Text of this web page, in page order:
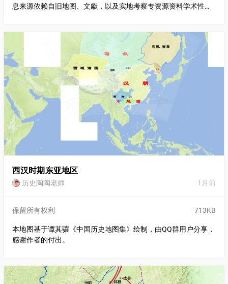
息来源依赖自旧地图、文獻，以及实地考察专资源资料学术性欠
標與區塊：現存完整維護 藍色：舊河道 主要信息来源依赖自旧地
图以及实地考察： 《老上海百業指南：道路機構廠商住宅分佈圖
（增訂版）》 中央研究院上海城市歷史地圖 WMTS 服務 《宣統2
年上海全城街道租界實測地圖》 《上海歷史地圖集》上海人民出
版社 周振鶴主編 注："衖Long"字標注時已全部轉寫為"弄” 2026年
7月14日更新添加21項 虹橋大街、艾家弄、望雲橋、大白柵、梭
子弄、西倉橋大街、太平街、杜家灣、太平街、果子巷、新弄、
彩衣巷、任巷里、撫安橋、南康家弄、莊家橋街、莊家橋、西門
大街、麗水弄、財神弄、保仁弄 2026年4月6日更新添加55項 老
北門片 吳家弄、侯家浜、典業公所、穿心街、老北門財神廟、積
善寺、周方二公寺、浙紹公所 侯家浜/新北门片 舊教場街、東園
門街、猛將弄、施家石橋、杏花橋、北香花橋、安仁橋、福祐橋
(黑橋)、天官坊街、新北門街、天主堂街 方浜片 如意橋、葛家橋
小西門/大南門/喬家路片 楊家橋、楊家橋弄、何家弄、薛家浜、
永隆橋、白漾弄、薛家橋、綉鞋橋、興隆橋、凝和橋、太平橋、
余慶橋 小北門、老西門片 英軍墓地、英軍22團駐地(1850年代)、
英軍哨所(1860年代)、曹家橋、晏公廟、晏公橋 洋涇浜、周涇浜
橋、老巴八仙橋、中八仙橋、南八仙橋、公舘馬路、井亭橋、羊
尾橋、公橋 大東門片 申明亭、旌善亭、旌仰高祠 城門正名補
橋南街、東同仁里、南門裏街、花園弄、南梅家弄、藥局弄[街]
西汉时期东亚地区
历史陶陶老师 1月前
保留所有权利 713KB
本地图基于谭其骧《中国历史地图集》绘制，由QQ群用户分享，
感谢作者的付出。